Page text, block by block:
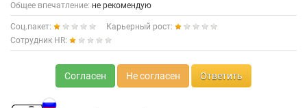
Общее впечатление: не рекомендую
Соц.пакет:
Карьерный рост:
Сотрудник HR:
Согласен Не согласен Ответить